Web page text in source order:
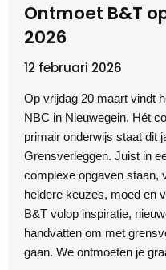
Ontmoet B&T
2026
12 februari 2026
Op vrijdag 20 maart vindt
NBC in Nieuwegein. Hét
primair onderwijs staat dit
Grensverleggen. Juist in
complexe opgaven staan,
heldere keuzes, moed en
B&T volop inspiratie,
handvatten om met
gaan. We ontmoeten je